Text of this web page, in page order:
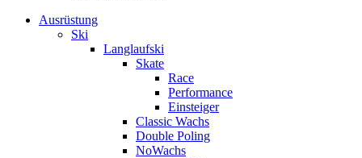
Ausrüstung
Ski
Langlaufski
Skate
Race
Performance
Einsteiger
Classic Wachs
Double Poling
NoWachs